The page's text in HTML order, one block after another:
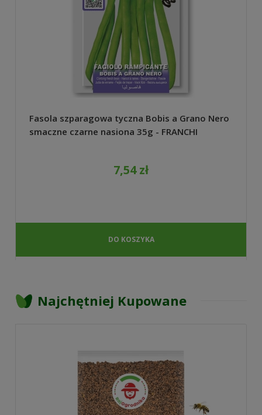
Fasola szparagowa tyczna Bobis a Grano Nero
smaczne czarne nasiona 35g - FRANCHI
7,54 zł
DO KOSZYKA
Najchętniej Kupowane